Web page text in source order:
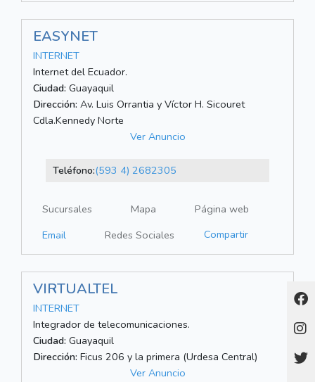
EASYNET
INTERNET
Internet del Ecuador.
Ciudad: Guayaquil
Dirección: Av. Luis Orrantia y Víctor H. Sicouret
Cdla.Kennedy Norte
Ver Anuncio
Teléfono:(593 4) 2682305
Sucursales Mapa
Página web
Email
Redes Sociales Compartir
VIRTUALTEL
INTERNET
Integrador de telecomunicaciones.
Ciudad: Guayaquil
Dirección: Ficus 206 y la primera (Urdesa Central)
Ver Anuncio